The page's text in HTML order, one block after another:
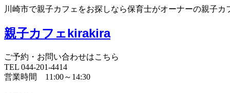
川崎市で親子カフェをお探しなら保育士がオーナーの親子カ
親子カフェkirakira
ご予約・お問い合わせはこちら
TEL 044-201-4414
営業時間 11:00～14:30